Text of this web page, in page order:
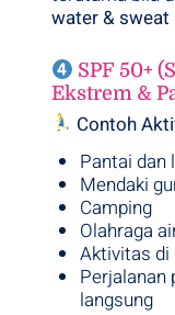
water &
SPF 50+
Ekstrem &
Contoh
Pantai dan
Mendaki
Camping
Olahraga
Aktivitas di
Perjalanan
langsung